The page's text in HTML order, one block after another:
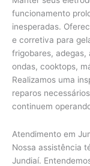
funcionamento
inesperadas.
e corretiva para
frigobares,
ondas, cooktops,
Realizamos uma
reparos
continuem
Atendimento em
Nossa assistência
Jundiaí.